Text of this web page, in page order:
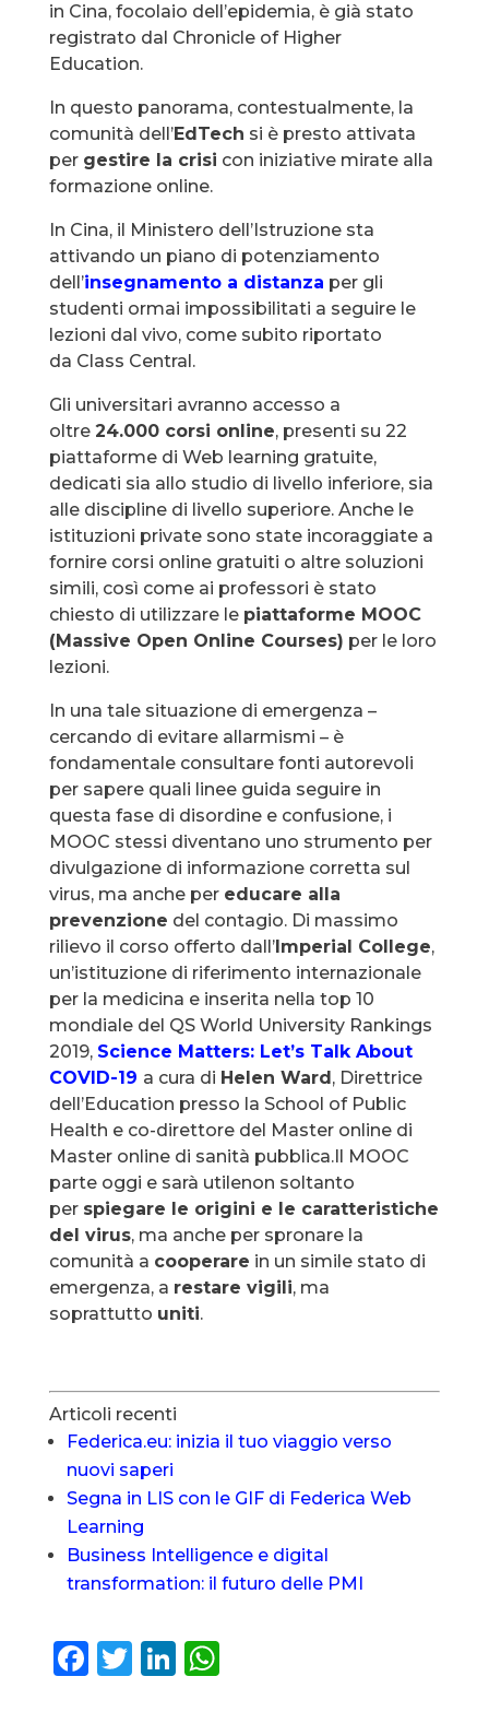
in Cina, focolaio dell’epidemia, è già stato
registrato dal Chronicle of Higher
Education.
In questo panorama, contestualmente, la
comunità dell’EdTech si è presto attivata
per gestire la crisi con iniziative mirate alla
formazione online.
In Cina, il Ministero dell’Istruzione sta
attivando un piano di potenziamento
dell’insegnamento a distanza per gli
studenti ormai impossibilitati a seguire le
lezioni dal vivo, come subito riportato
da Class Central.
Gli universitari avranno accesso a
oltre 24.000 corsi online, presenti su 22
piattaforme di Web learning gratuite,
dedicati sia allo studio di livello inferiore, sia
alle discipline di livello superiore. Anche le
istituzioni private sono state incoraggiate a
fornire corsi online gratuiti o altre soluzioni
simili, così come ai professori è stato
chiesto di utilizzare le piattaforme MOOC
(Massive Open Online Courses) per le loro
lezioni.
In una tale situazione di emergenza –
cercando di evitare allarmismi – è
fondamentale consultare fonti autorevoli
per sapere quali linee guida seguire in
questa fase di disordine e confusione, i
MOOC stessi diventano uno strumento per
divulgazione di informazione corretta sul
virus, ma anche per educare alla
prevenzione del contagio. Di massimo
rilievo il corso offerto dall’Imperial College,
un’istituzione di riferimento internazionale
per la medicina e inserita nella top 10
mondiale del QS World University Rankings
2019, Science Matters: Let’s Talk About
COVID-19 a cura di Helen Ward , Direttrice
dell’Education presso la School of Public
Health e co-direttore del Master online di
Master online di sanità pubblica.Il MOOC
parte oggi e sarà utilenon soltanto
per spiegare le origini e le caratteristiche
del virus, ma anche per spronare la
comunità a cooperare in un simile stato di
emergenza, a restare vigili, ma
soprattutto uniti.
Articoli recenti
Federica.eu: inizia il tuo viaggio verso
nuovi saperi
Segna in LIS con le GIF di Federica Web
Learning
Business Intelligence e digital
transformation: il futuro delle PMI
F T Li W